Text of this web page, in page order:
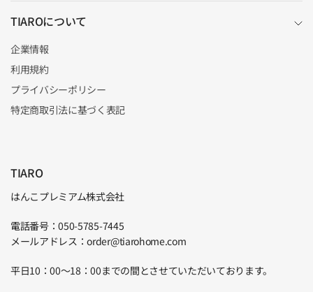
TIAROについて
企業情報
利用規約
プライバシーポリシー
特定商取引法に基づく表記
TIARO
はんこプレミアム株式会社
電話番号：050-5785-7445
メールアドレス：order@tiarohome.com
平日10：00～18：00までの間とさせていただいております。